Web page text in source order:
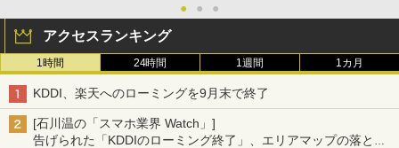
● ● ●
アクセスランキング
1時間 24時間 1週間 1カ月
KDDI、楽天へのローミングを9月末で終了
[石川温の「スマホ業界 Watch」]
告げられた「KDDIのローミング終了」、エリアマップの落とし